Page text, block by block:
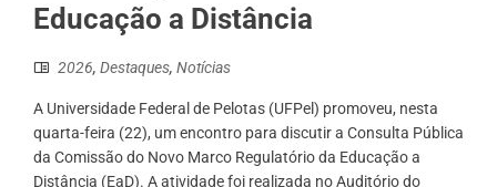
Educação a Distância
2026, Destaques, Notícias
A Universidade Federal de Pelotas (UFPel) promoveu, nesta
quarta-feira (22), um encontro para discutir a Consulta Pública
da Comissão do Novo Marco Regulatório da Educação a
Distância (EaD). A atividade foi realizada no Auditório do